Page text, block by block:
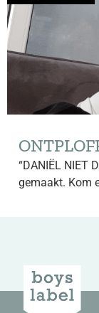
“DANIËL NIET
gemaakt. Kom